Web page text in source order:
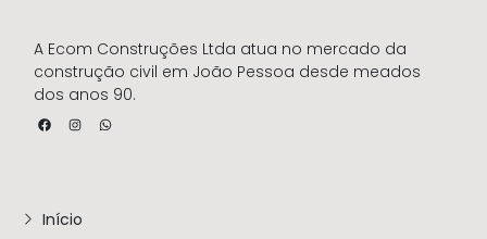
A Ecom Construções Ltda atua no mercado da
construção civil em João Pessoa desde meados
dos anos 90.
Início